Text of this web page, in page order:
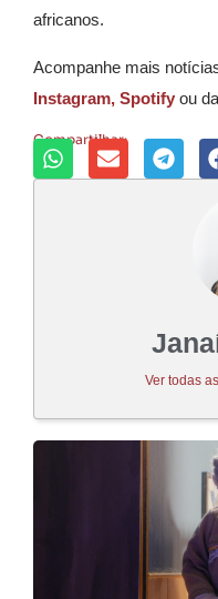
africanos.
Acompanhe mais
Instagram, Spotify ou da
Compartilhar:
Ver todas